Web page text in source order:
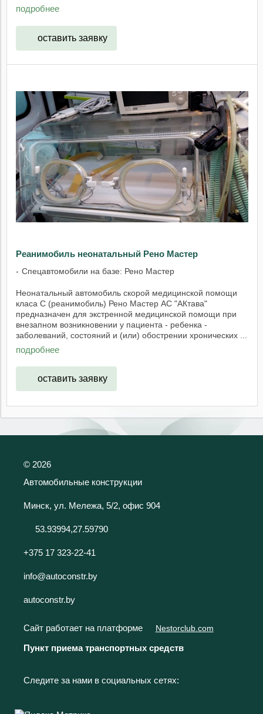
подробнее
оставить заявку
Реанимобиль неонатальный Рено Мастер
Спецавтомобили на базе: Рено Мастер
Неонатальный автомобиль скорой медицинской помощи
класа С (реанимобиль) Рено Мастер АС "АКтава"
предназначен для экстренной медицинской помощи при
внезапном возникновении у пациента - ребенка -
заболеваний, состояний и (или) обострении хронических ...
подробнее
оставить заявку
© 2026
Автомобильные конструкции
Минск, ул. Мележа, 5/2, офис 904
53.93994,27.59790
+375 17 323-22-41
info@autoconstr.by
autoconstr.by
Сайт работает на платформе Nestorclub.com
Пункт приема транспортных средств
Следите за нами в социальных сетях: